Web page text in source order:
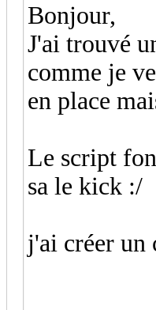
Bonjour,
J'ai trouvé
comme je
en place
Le script
sa le kick :/
j'ai créer un